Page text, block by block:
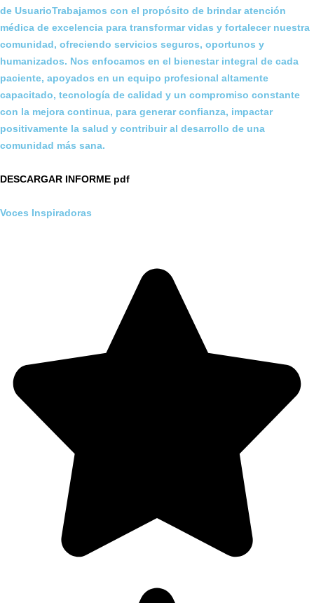
de UsuarioTrabajamos con el propósito de brindar atención
médica de excelencia para transformar vidas y fortalecer nuestra
comunidad, ofreciendo servicios seguros, oportunos y
humanizados. Nos enfocamos en el bienestar integral de cada
paciente, apoyados en un equipo profesional altamente
capacitado, tecnología de calidad y un compromiso constante
con la mejora continua, para generar confianza, impactar
positivamente la salud y contribuir al desarrollo de una
comunidad más sana.
DESCARGAR INFORME pdf
Voces Inspiradoras